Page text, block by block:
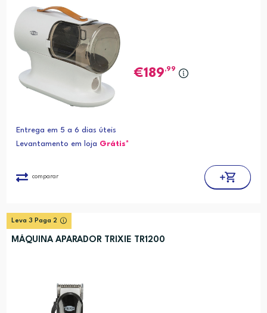
189,99
Entrega em 5 a 6 dias úteis
Levantamento em loja Grátis*
comparar
Leva 3 Paga 2
MÁQUINA APARADOR TRIXIE TR1200